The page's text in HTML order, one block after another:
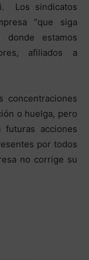
Los sindicatos
“que siga
estamos
afiliados a
concentraciones
o huelga, pero
acciones
por todos
no corrige su